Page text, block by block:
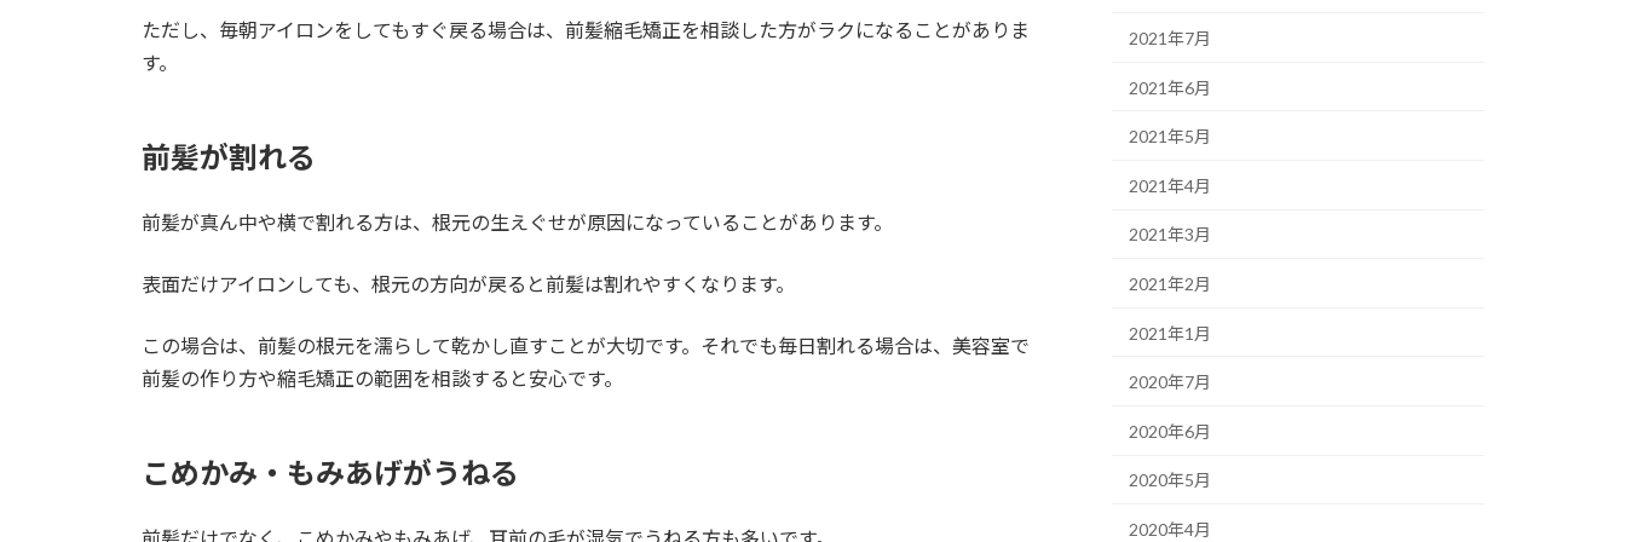
ただし、毎朝アイロンをしてもすぐ戻る場合は、前髪縮毛矯正を相談した方がラクになることがありま
す。
前髪が割れる
前髪が真ん中や横で割れる方は、根元の生えぐせが原因になっていることがあります。
表面だけアイロンしても、根元の方向が戻ると前髪は割れやすくなります。
この場合は、前髪の根元を濡らして乾かし直すことが大切です。それでも毎日割れる場合は、美容室で
前髪の作り方や縮毛矯正の範囲を相談すると安心です。
こめかみ・もみあげがうねる
2021年7月
2021年6月
2021年5月
2021年4月
2021年3月
2021年2月
2021年1月
2020年7月
2020年6月
2020年5月
2020年4月